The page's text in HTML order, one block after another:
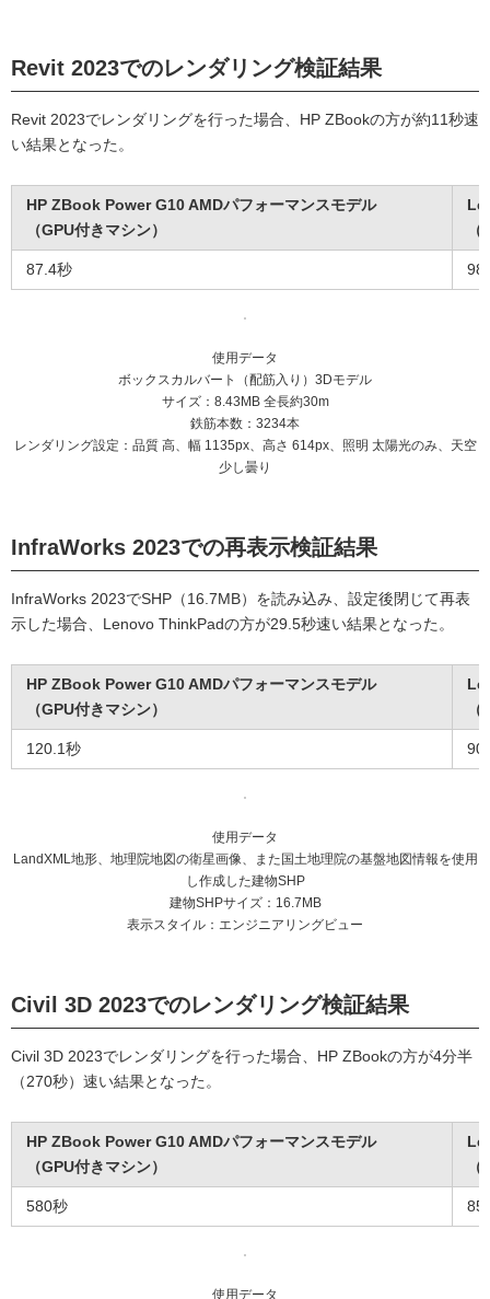
Revit 2023でのレンダリング検証結果
Revit 2023でレンダリングを行った場合、HP ZBookの方が約11秒速
い結果となった。
HP ZBook Power G10 AMDパフォーマンスモデル
（GPU付きマシン）
87.4秒
使用データ
ボックスカルバート（配筋入り）3Dモデル
サイズ：8.43MB 全長約30m
鉄筋本数：3234本
レンダリング設定：品質 高、幅 1135px、高さ 614px、照明 太陽光のみ、天空
少し曇り
InfraWorks 2023での再表示検証結果
InfraWorks 2023でSHP（16.7MB）を読み込み、設定後閉じて再表
示した場合、Lenovo ThinkPadの方が29.5秒速い結果となった。
HP ZBook Power G10 AMDパフォーマンスモデル
（GPU付きマシン）
120.1秒
使用データ
LandXML地形、地理院地図の衛星画像、また国土地理院の基盤地図情報を使用
し作成した建物SHP
建物SHPサイズ：16.7MB
表示スタイル：エンジニアリングビュー
Civil 3D 2023でのレンダリング検証結果
Civil 3D 2023でレンダリングを行った場合、HP ZBookの方が4分半
（270秒）速い結果となった。
HP ZBook Power G10 AMDパフォーマンスモデル
（GPU付きマシン）
580秒
使用データ